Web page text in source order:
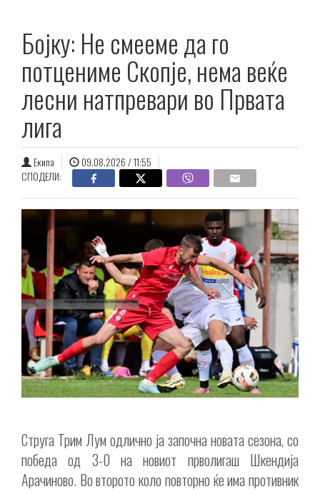
Бојку: Не смееме да го
потцениме Скопје, нема веќе
лесни натпревари во Првата
лига
Екипа
09.08.2026 / 11:55
СПОДЕЛИ:
Струга Трим Лум одлично ја започна новата сезона, со
победа од 3-0 на новиот прволигаш Шкендија
Арачиново. Во второто коло повторно ќе има противник